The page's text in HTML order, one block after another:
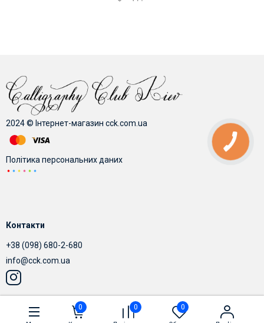
2024 © Інтернет-магазин cck.com.ua
Політика персональних даних
Контакти
+38 (098) 680-2-680
info@cck.com.ua
0 0 0